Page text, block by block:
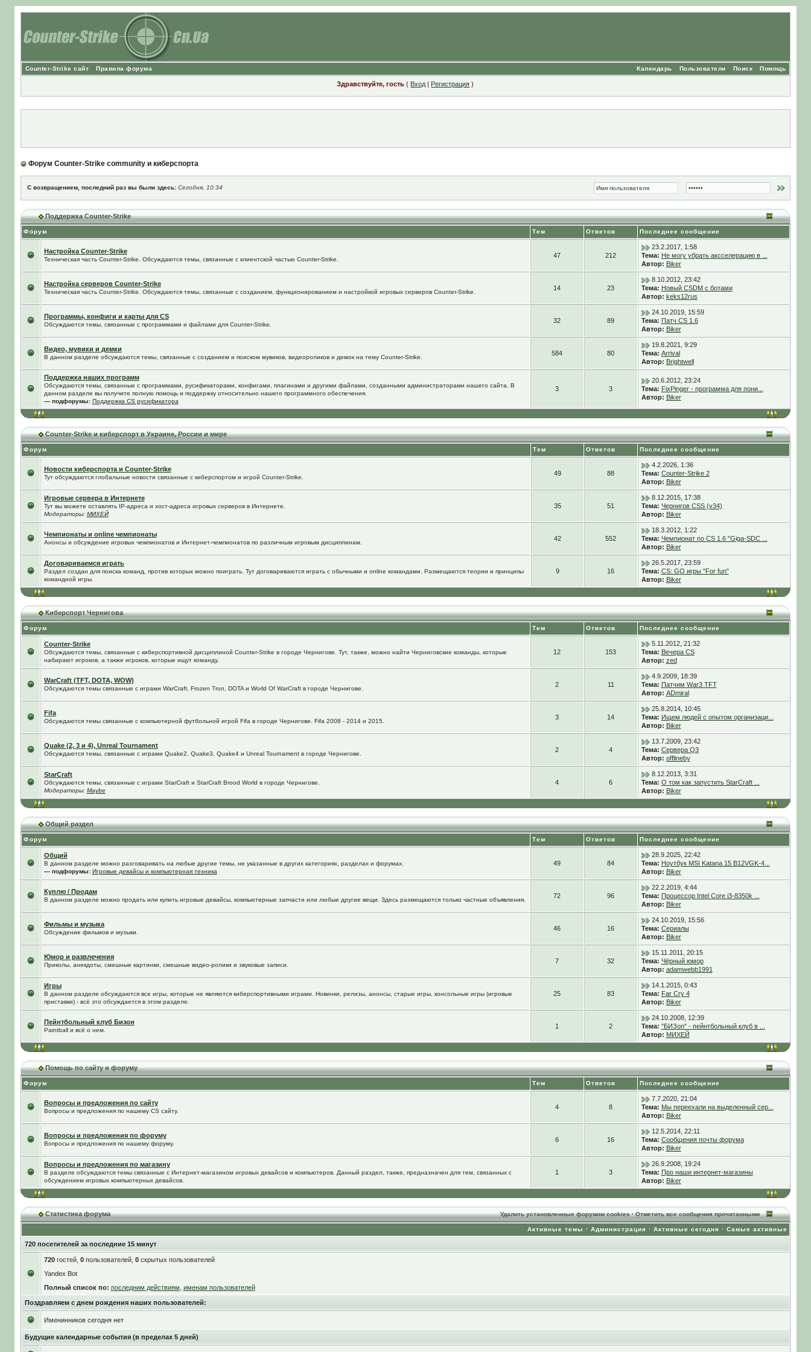
Counter-Strike сайт Правила форума Помощь
Поиск
Пользователи
Календарь
Здравствуйте, гость ( Вход | Регистрация )
Форум Counter-Strike community и киберспорта
С возвращением, последний раз вы были здесь: Сегодня, 10:34
Поддержка Counter-Strike
Форум Тем Ответов Последнее сообщение
Настройка Counter-Strike
Техническая часть Counter-Strike. Обсуждаются темы, связанные с клиентской частью Counter-Strike.
47 212
23.2.2017, 1:58
Тема: Не могу убрать аксселерацию в ...
Автор: Biker
Настройка серверов Counter-Strike
Техническая часть Counter-Strike. Обсуждаются темы, связанные с созданием, функционированием и настройкой игровых серверов Counter-Strike.
14 23
8.10.2012, 23:42
Тема: Новый CSDM с ботами
Автор: keks12rus
Программы, конфиги и карты для CS
Обсуждаются темы, связанные с программами и файлами для Counter-Strike.
32 89
24.10.2019, 15:59
Тема: Патч CS 1.6
Автор: Biker
Видео, мувики и демки
В данном разделе обсуждаются темы, связанные с созданием и поиском мувиков, видеороликов и демок на тему Counter-Strike.
584 80
19.8.2021, 9:29
Тема: Arrival
Автор: Brightwell
Поддержка наших программ
Обсуждаются темы, связанные с программами, русификаторами, конфигами, плагинами и другими файлами, созданными администраторами нашего сайта. В
данном разделе вы получите полную помощь и поддержку относительно нашего программного обеспечения.
— подфорумы: Поддержка CS русификатора
3 3
20.6.2012, 23:24
Тема: FixPinger - программа для пони...
Автор: Biker
Counter-Strike и киберспорт в Украине, России и мире
Форум Тем Ответов Последнее сообщение
Новости киберспорта и Counter-Strike
Тут обсуждаются глобальные новости связанные с киберспортом и игрой Counter-Strike.
49 88
4.2.2026, 1:36
Тема: Counter-Strike 2
Автор: Biker
Игровые сервера в Интернете
Тут вы можете оставлять IP-адреса и хост-адреса игровых серверов в Интернете.
Модераторы: МИХЕЙ
35 51
8.12.2015, 17:38
Тема: Чернигов CSS (v34)
Автор: Biker
Чемпионаты и online чемпионаты
Анонсы и обсуждение игровых чемпионатов и Интернет-чемпионатов по различным игровым дисциплинам.
42 552
18.3.2012, 1:22
Тема: Чемпионат по CS 1.6 "Giga-SDC ...
Автор: Biker
Договариваемся играть
Раздел создан для поиска команд, против которых можно поиграть. Тут договариваются играть с обычными и online командами. Размещаются теории и принципы
командной игры.
9 16
26.5.2017, 23:59
Тема: CS: GO игры "For fun"
Автор: Biker
Киберспорт Чернигова
Форум Тем Ответов Последнее сообщение
Counter-Strike
Обсуждаются темы, связанные с киберспортивной дисциплиной Counter-Strike в городе Чернигове. Тут, также, можно найти Черниговские команды, которые
набирают игроков, а также игроков, которые ищут команду.
12 153
5.11.2012, 21:32
Тема: Вечера CS
Автор: zed
WarCraft (TFT, DOTA, WOW)
Обсуждаются темы связанные с играми WarCraft, Frozen Tron, DOTA и World Of WarCraft в городе Чернигове.
2 11
4.9.2009, 18:39
Тема: Патчим War3 TFT
Автор: ADmiral
Fifa
Обсуждаются темы связанные с компьютерной футбольной игрой Fifa в городе Чернигове. Fifa 2008 - 2014 и 2015.
3 14
25.8.2014, 10:45
Тема: Ищем людей с опытом организаци...
Автор: Biker
Quake (2, 3 и 4), Unreal Tournament
Обсуждаются темы, связанные с играми Quake2, Quake3, Quake4 и Unreal Tournament в городе Чернигове.
2 4
13.7.2009, 23:42
Тема: Сервера Q3
Автор: offlineby
StarCraft
Обсуждаются темы, связанные с играми StarCraft и StarCraft Brood World в городе Чернигове.
Модераторы: Maybe
4 6
8.12.2013, 3:31
Тема: О том как запустить StarCraft ...
Автор: Biker
Общий раздел
Форум Тем Ответов Последнее сообщение
Общий
В данном разделе можно разговаривать на любые другие темы, не указанные в других категориях, разделах и форумах.
— подфорумы: Игровые девайсы и компьютерная техника
49 84
28.9.2025, 22:42
Тема: Ноутбук MSI Katana 15 B12VGK-4...
Автор: Biker
Куплю / Продам
В данном разделе можно продать или купить игровые девайсы, компьютерные запчасти или любые другие вещи. Здесь размещаются только частные объявления.
72 96
22.2.2019, 4:44
Тема: Процессор Intel Core i3-8350k ...
Автор: Biker
Фильмы и музыка
Обсуждение фильмов и музыки.
46 16
24.10.2019, 15:56
Тема: Сериалы
Автор: Biker
Юмор и развлечения
Приколы, анекдоты, смешные картинки, смешные видео-ролики и звуковые записи.
7 32
15.11.2011, 20:15
Тема: Чёрный юмор
Автор: adamwebb1991
Игры
В данном разделе обсуждаются все игры, которые не являются киберспортивными играми. Новинки, релизы, анонсы, старые игры, консольные игры (игровые
приставки) - всё это обсуждается в этом разделе.
25 83
14.1.2015, 0:43
Тема: Far Cry 4
Автор: Biker
Пейнтбольный клуб Бизон
Paintball и всё о нем.
1 2
24.10.2008, 12:39
Тема: "БИЗon" - пейнтбольный клуб в ...
Автор: МИХЕЙ
Помощь по сайту и форуму
Форум Тем Ответов Последнее сообщение
Вопросы и предложения по сайту
Вопросы и предложения по нашему CS сайту.
4 8
7.7.2020, 21:04
Тема: Мы переехали на выделенный сер...
Автор: Biker
Вопросы и предложения по форуму
Вопросы и предложения по нашему форуму.
6 16
12.5.2014, 22:11
Тема: Сообщения почты форума
Автор: Biker
Вопросы и предложения по магазину
В разделе обсуждаются темы связанные с Интернет-магазином игровых девайсов и компьютеров. Данный раздел, также, предназначен для тем, связанных с
обсуждением игровых компьютерных девайсов.
1 3
26.9.2008, 19:24
Тема: Про наши интернет-магазины
Автор: Biker
Статистика форума Удалить установленные форумом cookies·Отметить все сообщения прочитанными
Активные темы · Администрация · Активные сегодня · Самые активные
720 посетителей за последние 15 минут
720гостей, 0пользователей, 0скрытых пользователей
Yandex Bot
Полный список по: последним действиям именам пользователей
Поздравляем с днем рождения наших пользователей:
Именинников сегодня нет
Будущие календарные события (в пределах 5 дней)